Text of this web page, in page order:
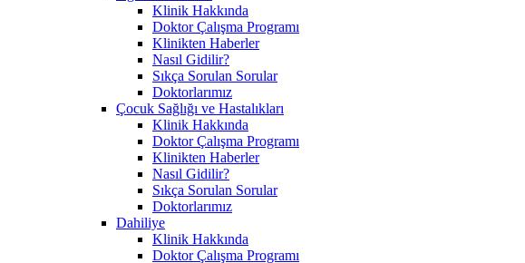
Klinik Hakkında
Doktor Çalışma Programı
Klinikten Haberler
Nasıl Gidilir?
Sıkça Sorulan Sorular
Doktorlarımız
Çocuk Sağlığı ve Hastalıkları
Klinik Hakkında
Doktor Çalışma Programı
Klinikten Haberler
Nasıl Gidilir?
Sıkça Sorulan Sorular
Doktorlarımız
Dahiliye
Klinik Hakkında
Doktor Çalışma Programı